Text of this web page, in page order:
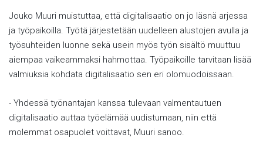
Jouko Muuri muistuttaa, että digitalisaatio on jo läsnä arjessa
ja työpaikoilla. Työtä järjestetään uudelleen alustojen avulla ja
työsuhteiden luonne sekä usein myös työn sisältö muuttuu
aiempaa vaikeammaksi hahmottaa. Työpaikoille tarvitaan lisää
valmiuksia kohdata digitalisaatio sen eri olomuodoissaan.
- Yhdessä työnantajan kanssa tulevaan valmentautuen
digitalisaatio auttaa työelämää uudistumaan, niin että
molemmat osapuolet voittavat, Muuri sanoo.